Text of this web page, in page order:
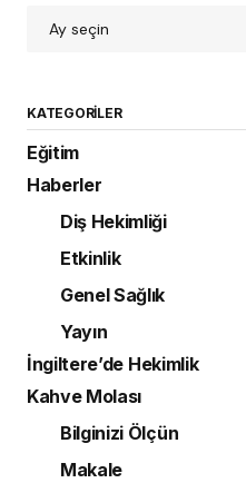
KATEGORILER
Eğitim
Haberler
Diş Hekimliği
Etkinlik
Genel Sağlık
Yayın
İngiltere’de Hekimlik
Kahve Molası
Bilginizi Ölçün
Makale